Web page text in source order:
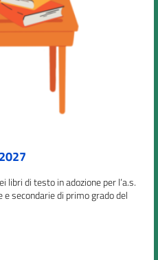
libri di testo in adozione per l’a.s.
secondarie di primo grado del